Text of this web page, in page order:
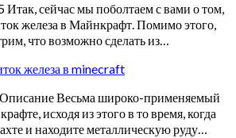
сейчас мы поболтаем с вами о том,
железа в Майнкрафт. Помимо этого,
что возможно сделать из…
железа в minecraft
Весьма широко-применяемый
исходя из этого в то время, когда
и находите металлическую руду…